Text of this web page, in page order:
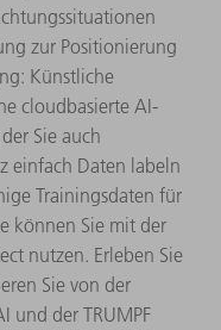
zur Positionierung
Künstliche
cloudbasierte AI-
Sie auch
einfach Daten labeln
Trainingsdaten für
können Sie mit der
nutzen. Erleben Sie
Sie von der
und der TRUMPF